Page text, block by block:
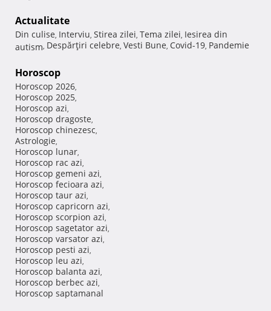
Actualitate
Din culise, Interviu, Stirea zilei, Tema zilei, Iesirea din
autism, Despărţiri celebre, Vesti Bune, Covid-19, Pandemie
Horoscop
Horoscop 2026,
Horoscop 2025,
Horoscop azi,
Horoscop dragoste,
Horoscop chinezesc,
Astrologie,
Horoscop lunar,
Horoscop rac azi,
Horoscop gemeni azi,
Horoscop fecioara azi,
Horoscop taur azi,
Horoscop capricorn azi,
Horoscop scorpion azi,
Horoscop sagetator azi,
Horoscop varsator azi,
Horoscop pesti azi,
Horoscop leu azi,
Horoscop balanta azi,
Horoscop berbec azi,
Horoscop saptamanal